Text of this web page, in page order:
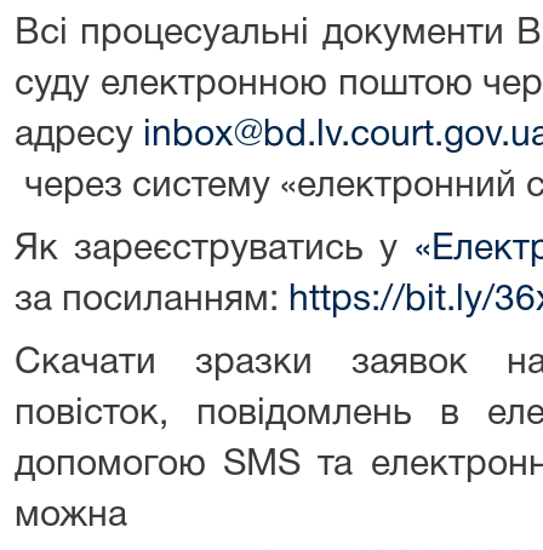
Всі процесуальні документи
суду електронною поштою
адресу
через систему «електронний
Як зареєструватись у
за посиланням: https://bit.ly/
Скачати зразки заявок
повісток, повідомлень в
допомогою SMS та